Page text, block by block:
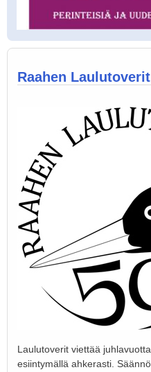
Raahen
Laulutoverit viettää
esiintymällä ahkerasti.